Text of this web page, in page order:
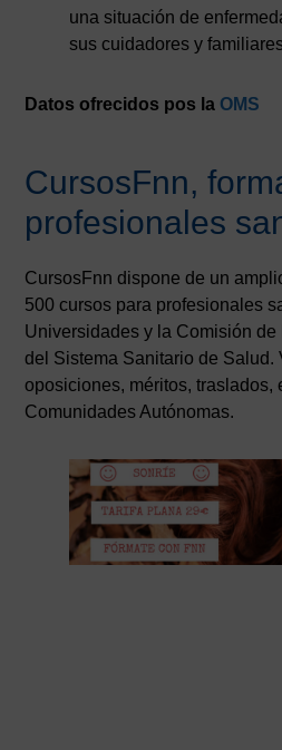
una situación de
sus cuidadores y
Datos ofrecidos pos la OMS
CursosFnn,
profesionales
CursosFnn dispone de un
500 cursos para profesionales
Universidades y la Comisión
del Sistema Sanitario de Salud.
oposiciones, méritos,
Comunidades Autónomas.